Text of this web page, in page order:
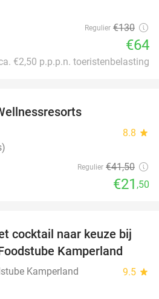
Regulier €130
€64
€2,50 p.p.p.n. toeristenbelasting
8.8 star
Regulier €41,50
€21 ,50
41%
cocktail naar keuze bij
Kamperland
Kamperland 9.5 star